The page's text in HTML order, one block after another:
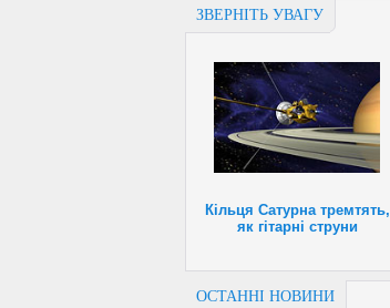
ЗВЕРНІТЬ УВАГУ
Кільця Сатурна тремтять,
як гітарні струни
ОСТАННІ НОВИНИ